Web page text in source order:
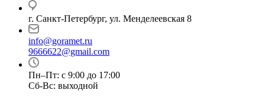
г. Санкт-Петербург, ул. Менделеевская 8
info@goramet.ru
9666622@gmail.com
Пн–Пт: с 9:00 до 17:00
Сб-Вс: выходной